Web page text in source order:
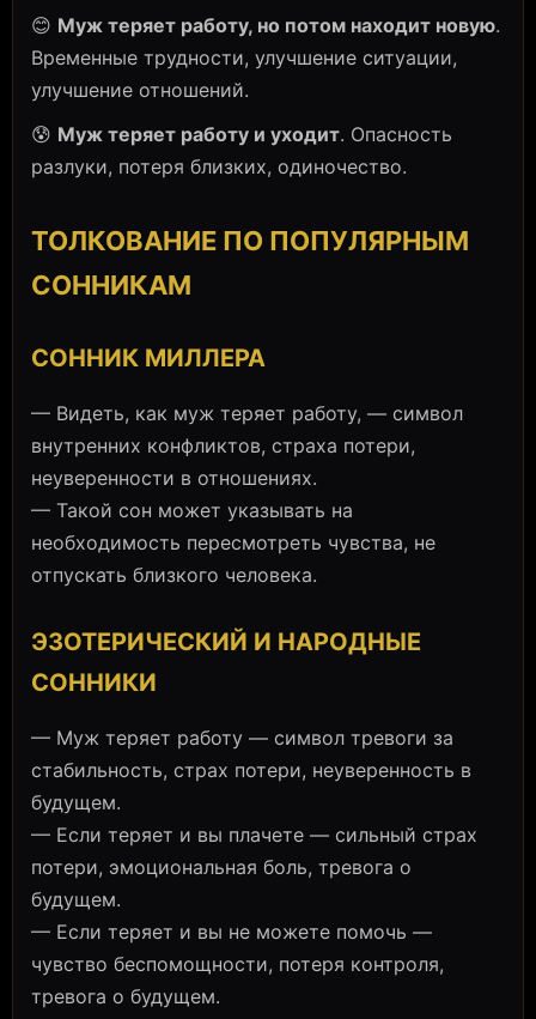
😊 Муж теряет работу, но потом находит новую.
Временные трудности, улучшение ситуации,
улучшение отношений.
😰 Муж теряет работу и уходит. Опасность
разлуки, потеря близких, одиночество.
ТОЛКОВАНИЕ ПО ПОПУЛЯРНЫМ
СОННИКАМ
СОННИК МИЛЛЕРА
— Видеть, как муж теряет работу, — символ
внутренних конфликтов, страха потери,
неуверенности в отношениях.
— Такой сон может указывать на
необходимость пересмотреть чувства, не
отпускать близкого человека.
ЭЗОТЕРИЧЕСКИЙ И НАРОДНЫЕ
СОННИКИ
— Муж теряет работу — символ тревоги за
стабильность, страх потери, неуверенность в
будущем.
— Если теряет и вы плачете — сильный страх
потери, эмоциональная боль, тревога о
будущем.
— Если теряет и вы не можете помочь —
чувство беспомощности, потеря контроля,
тревога о будущем.